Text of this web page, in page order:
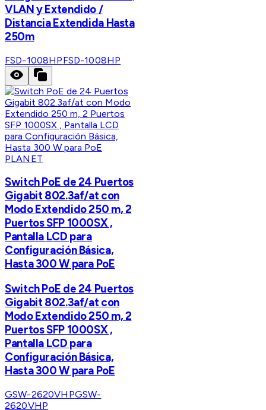
VLAN y Extendido /
Distancia Extendida Hasta
250m
FSD-1008HPFSD-1008HP
PLANET
Switch PoE de 24 Puertos
Gigabit 802.3af/at con
Modo Extendido 250 m, 2
Puertos SFP 1000SX ,
Pantalla LCD para
Configuración Básica,
Hasta 300 W para PoE
Switch PoE de 24 Puertos
Gigabit 802.3af/at con
Modo Extendido 250 m, 2
Puertos SFP 1000SX ,
Pantalla LCD para
Configuración Básica,
Hasta 300 W para PoE
GSW-2620VHPGSW-
2620VHP